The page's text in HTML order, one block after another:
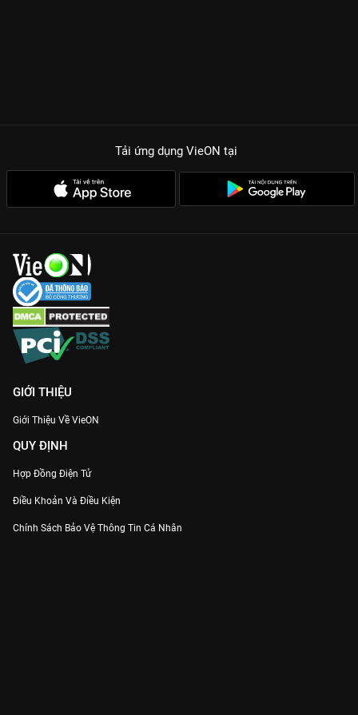
Tải ứng dụng VieON tại
GIỚI THIỆU
Giới Thiệu Về VieON
QUY ĐỊNH
Hợp Đồng Điện Tử
Điều Khoản Và Điều Kiện
Chính Sách Bảo Vệ Thông Tin Cá Nhân